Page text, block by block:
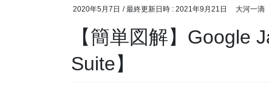
2020年5月7日 / 最終更新日時 : 2021年9月21日 大河一滴
【簡単図解】Google
Suite】